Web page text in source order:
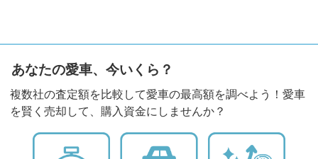
あなたの愛車、今いくら？
複数社の査定額を比較して愛車の最高額を調べよう！愛車
を賢く売却して、購入資金にしませんか？